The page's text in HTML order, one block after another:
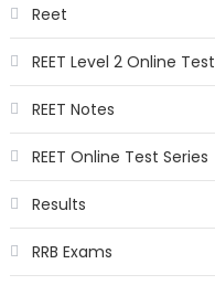
Reet
REET Level 2 Online Test
REET Notes
REET Online Test Series
Results
RRB Exams